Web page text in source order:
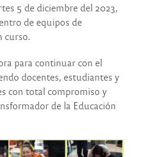
5 de diciembre del 2023,
de equipos de
curso.
para continuar con el
docentes, estudiantes y
con total compromiso y
de la Educación